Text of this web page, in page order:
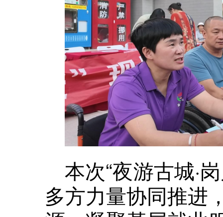
本次“夜游古城·
多方力量协同推进